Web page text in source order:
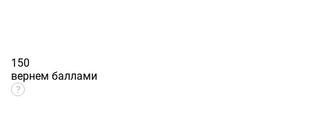
150
вернем баллами